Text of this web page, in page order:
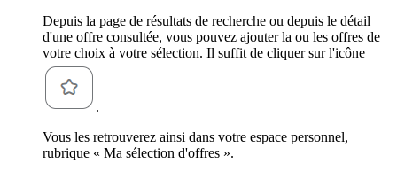
Depuis la page de résultats de recherche ou depuis le détail
d'une offre consultée, vous pouvez ajouter la ou les offres de
votre choix à votre sélection. Il suffit de cliquer sur l'icône
.
Vous les retrouverez ainsi dans votre espace personnel,
rubrique « Ma sélection d'offres ».